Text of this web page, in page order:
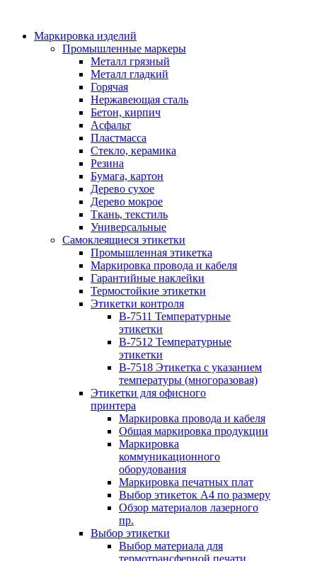
Маркировка изделий
Промышленные маркеры
Металл грязный
Металл гладкий
Горячая
Нержавеющая сталь
Бетон, кирпич
Асфальт
Пластмасса
Стекло, керамика
Резина
Бумага, картон
Дерево сухое
Дерево мокрое
Ткань, текстиль
Универсальные
Самоклеящиеся этикетки
Промышленная этикетка
Маркировка провода и кабеля
Гарантийные наклейки
Термостойкие этикетки
Этикетки контроля
B-7511 Температурные
этикетки
B-7512 Температурные
этикетки
B-7518 Этикетка с указанием
температуры (многоразовая)
Этикетки для офисного
принтера
Маркировка провода и кабеля
Общая маркировка продукции
Маркировка
коммуникационного
оборудования
Маркировка печатных плат
Выбор этикеток А4 по размеру
Обзор материалов лазерного
пр.
Выбор этикетки
Выбор материала для
термотрансферной печати